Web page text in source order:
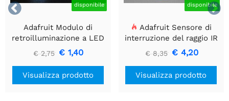

 disponibile
Adafruit Modulo di
retroilluminazione a LED
bianco - Piccolo 12 mm x
40 mm
€ 2,75 € 1,40
Visualizza prodotto
disponibile
Adafruit Sensore di
interruzione del raggio IR
con estremità del
connettore del cavo di alta
qualità - LED da 5 mm
€ 8,35 € 4,20
Visualizza prodotto